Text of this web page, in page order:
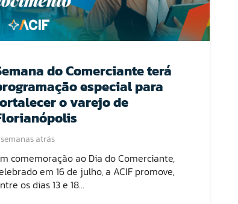
do Comerciante terá
especial para
o varejo de
atrás
comemoração ao Dia do Comerciante,
em 16 de julho, a ACIF promove,
os dias 13 e 18…